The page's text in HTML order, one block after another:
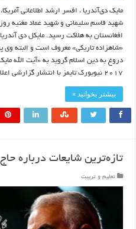
مایک دی‌آندریا ، افسر ارشد اطلاعاتی
شهید قاسم سلیمانی و شهید عماد مغنیه
افغانستان به هلاکت رسید. مایکل دی
«شاهزاده تاریکی» معروف است و البته
دروغ به دین اسلام گروید به «آیت الله
۲۰۱۷ نیویورک تایمز با انتشار گزارشی اعلام …
بیشتر بخوانید »
تازه‌ترین شایعات درباره
تعلیم و تربیت